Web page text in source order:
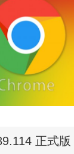
正式